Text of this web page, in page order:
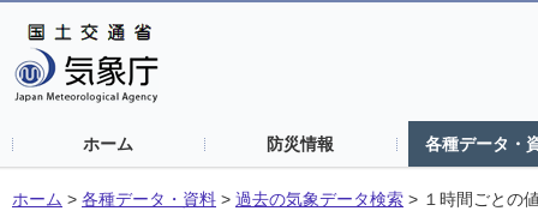
ホーム 防災情報 各種データ・
ホーム > 各種データ・資料 > 過去の気象データ検索 > １時間ごとの